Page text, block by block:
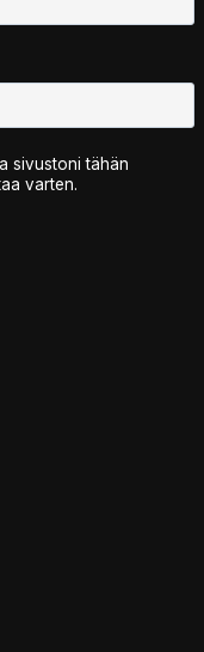
sivustoni tähän
varten.